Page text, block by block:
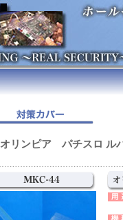
オリンピア パチスロ ル